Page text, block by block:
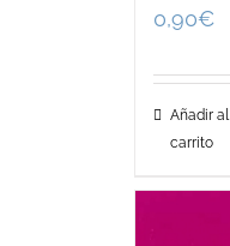
0,90€
Añadir al
carrito